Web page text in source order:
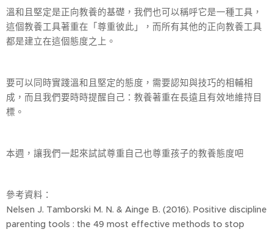
溫和且堅定是正向教養的基礎，我們也可以稱呼它是一種工具，
這個教養工具著重在「尊重彼此」，而所有其他的正向教養工具
都是建立在這個態度之上。
要可以同時實踐溫和且堅定的態度，需要認知與技巧的相輔相
成，而且我們要時時提醒自己：教養著重在長遠且有效地維持目
標。
本週，讓我們一起來試試尊重自己也尊重孩子的教養態度吧🙂
參考資料：
Nelsen J. Tamborski M. N. & Ainge B. (2016). Positive discipline
parenting tools : the 49 most effective methods to stop